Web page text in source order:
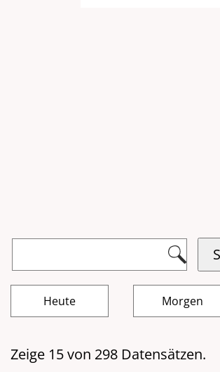
Zeige 15 von 298 Datensätzen.